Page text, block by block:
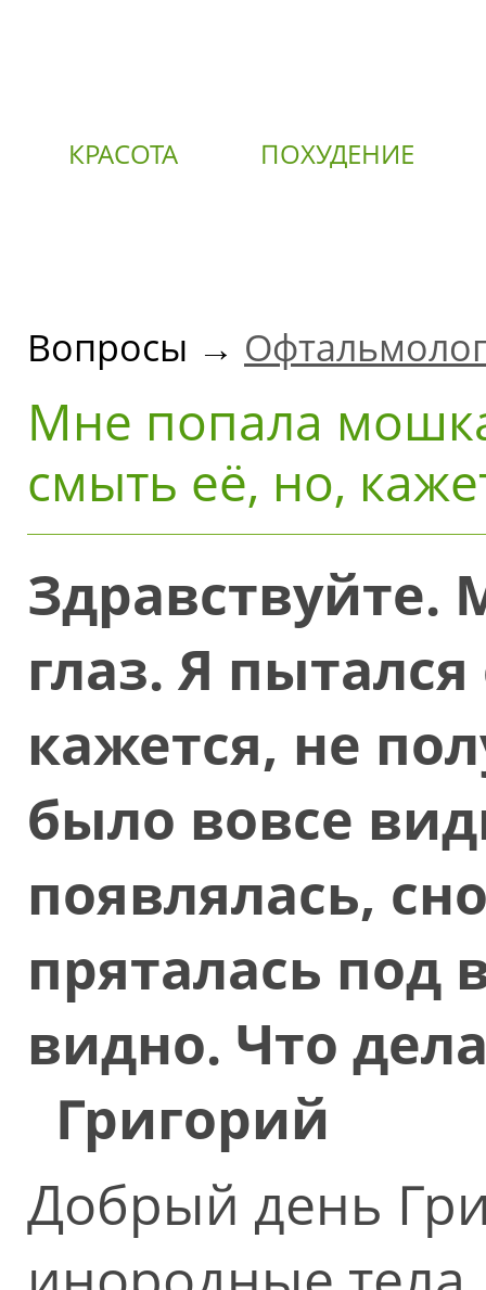
КРАСОТА ПОХУДЕНИЕ
Вопросы →
Мне попала
смыть её, но,
глаз. Я
кажется, не
было вовсе
появлялась,
пряталась под
видно. Что
Григорий
Добрый день